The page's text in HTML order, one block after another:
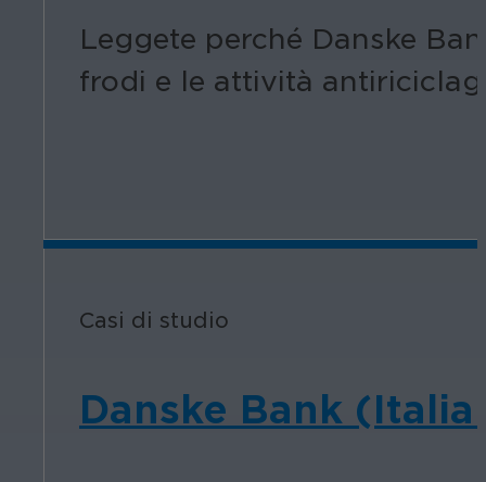
Leggete perché Danske
frodi e le attività
Casi di studio
Danske Bank